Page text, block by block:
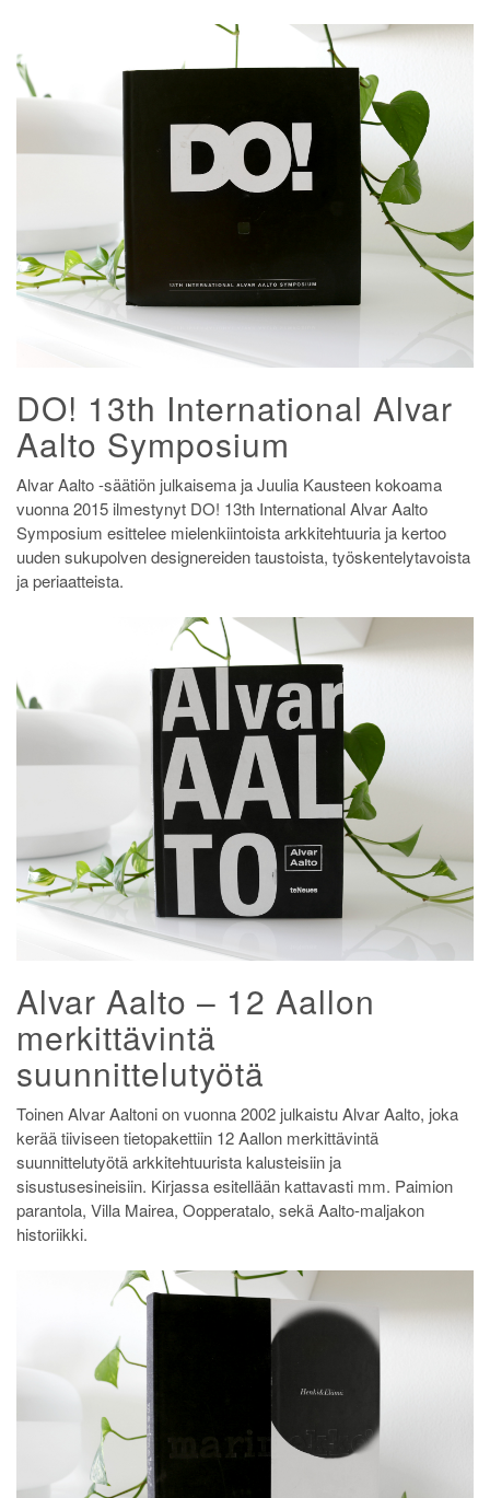
DO! 13th International Alvar
Aalto Symposium
Alvar Aalto -säätiön julkaisema ja Juulia Kausteen kokoama
vuonna 2015 ilmestynyt DO! 13th International Alvar Aalto
Symposium esittelee mielenkiintoista arkkitehtuuria ja kertoo
uuden sukupolven designereiden taustoista, työskentelytavoista
ja periaatteista.
Alvar Aalto – 12 Aallon
merkittävintä
suunnittelutyötä
Toinen Alvar Aaltoni on vuonna 2002 julkaistu Alvar Aalto, joka
kerää tiiviseen tietopakettiin 12 Aallon merkittävintä
suunnittelutyötä arkkitehtuurista kalusteisiin ja
sisustusesineisiin. Kirjassa esitellään kattavasti mm. Paimion
parantola, Villa Mairea, Oopperatalo, sekä Aalto-maljakon
historiikki.